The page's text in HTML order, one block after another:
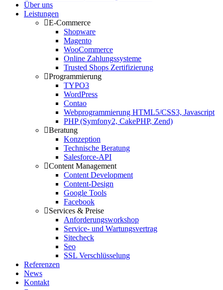
Über uns
Leistungen
E-Commerce
Shopware
Magento
WooCommerce
Online Zahlungssysteme
Trusted Shops Zertifizierung
Programmierung
TYPO3
WordPress
Contao
Webprogrammierung HTML5/CSS3, Javascript
PHP (Symfony2, CakePHP, Zend)
Beratung
Konzeption
Technische Beratung
Salesforce-API
Content Management
Content Development
Content-Design
Google Tools
Facebook
Services & Preise
Anforderungsworkshop
Service- und Wartungsvertrag
Sitecheck
Seo
SSL Verschlüsselung
Referenzen
News
Kontakt